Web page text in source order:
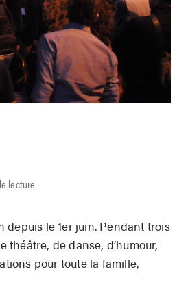
lecture
le 1er juin. Pendant trois
de danse, d’humour,
pour toute la famille,